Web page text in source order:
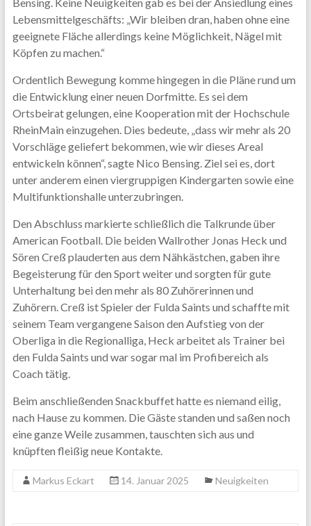
Lebensmittelgeschäfts: „Wir bleiben dran, haben ohne eine
geeignete Fläche allerdings keine Möglichkeit, Nägel mit
Köpfen zu machen.“
Ordentlich Bewegung komme hingegen in die Pläne rund um
die Entwicklung einer neuen Dorfmitte. Es sei dem
Ortsbeirat gelungen, eine Kooperation mit der Hochschule
RheinMain einzugehen. Dies bedeute, „dass wir mehr als 20
Vorschläge geliefert bekommen, wie wir dieses Areal
entwickeln können“, sagte Nico Bensing. Ziel sei es, dort
unter anderem einen viergruppigen Kindergarten sowie eine
Multifunktionshalle unterzubringen.
Den Abschluss markierte schließlich die Talkrunde über
American Football. Die beiden Wallrother Jonas Heck und
Sören Creß plauderten aus dem Nähkästchen, gaben ihre
Begeisterung für den Sport weiter und sorgten für gute
Unterhaltung bei den mehr als 80 Zuhörerinnen und
Zuhörern. Creß ist Spieler der Fulda Saints und schaffte mit
seinem Team vergangene Saison den Aufstieg von der
Oberliga in die Regionalliga, Heck arbeitet als Trainer bei
den Fulda Saints und war sogar mal im Profibereich als
Coach tätig.
Beim anschließenden Snackbuffet hatte es niemand eilig,
nach Hause zu kommen. Die Gäste standen und saßen noch
eine ganze Weile zusammen, tauschten sich aus und
knüpften fleißig neue Kontakte.
Markus Eckart 14. Januar 2025 Neuigkeiten